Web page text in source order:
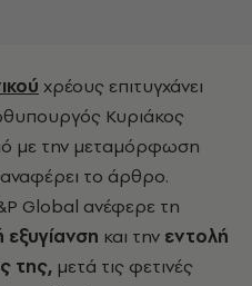
χρέους επιτυγχάνει
Κυριάκος
με την μεταμόρφωση
το άρθρο.
Global ανέφερε τη
εξυγίανση και την εντολή
της, μετά τις φετινές